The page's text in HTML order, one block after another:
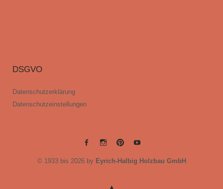
DSGVO
Datenschutzerklärung
Datenschutzeinstellungen
EYRICH-EYRICH-EYRICH-EYRICH-
© 1933 bis 2026 by Eyrich-Halbig Holzbau GmbH